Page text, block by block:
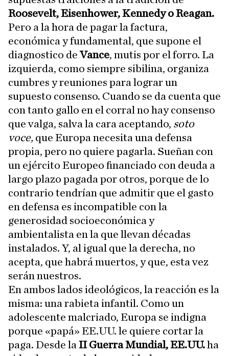
Roosevelt, Eisenhower, Kennedy o Reagan.
Pero a la hora de pagar la factura,
económica y fundamental, que supone el
diagnostico deVance, mutis por el forro. La
izquierda, como siempre sibilina, organiza
cumbres y reuniones para lograr un
supuesto consenso. Cuando se da cuenta que
con tanto gallo en el corral no hay consenso
que valga, salva la cara aceptando, soto
voce, que Europa necesita una defensa
propia, pero no quiere pagarla. Sueñan con
un ejército Europeo financiado con deuda a
largo plazo pagada por otros, porque de lo
contrario tendrían que admitir que el gasto
en defensa es incompatible con la
generosidad socioeconómica y
ambientalista en la que llevan décadas
instalados. Y, al igual que la derecha, no
acepta, que habrá muertos, y que, esta vez
serán nuestros.
En ambos lados ideológicos, la reacción es la
misma: una rabieta infantil. Como un
adolescente malcriado, Europa se indigna
porque «papá» EE.UU. le quiere cortar la
paga. Desde la II Guerra Mundial, EE.UU.ha